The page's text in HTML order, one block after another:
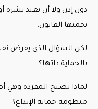
دون إذن ولا أن يعيد
يحميها القانون.
لكن السؤال الذي يفرض
بالحماية ذاتها؟
لماذا تصبح المفردة
منظومة حماية الإبداع؟